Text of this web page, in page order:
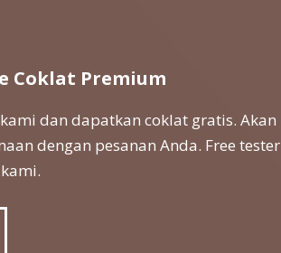
Coklat Premium
dan dapatkan coklat gratis. Akan
dengan pesanan Anda. Free tester